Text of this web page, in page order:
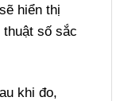
hiển thị
số sắc
khi đo,